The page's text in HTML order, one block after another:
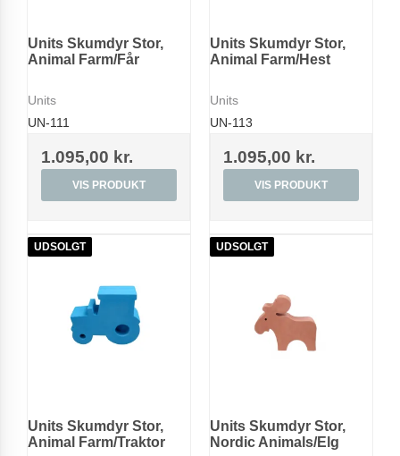
Units Skumdyr Stor,
Animal Farm/Får
Units
UN-111
1.095,00 kr.
VIS PRODUKT
Units Skumdyr Stor,
Animal Farm/Hest
Units
UN-113
1.095,00 kr.
VIS PRODUKT
UDSOLGT
Units Skumdyr Stor,
Animal Farm/Traktor
UDSOLGT
Units Skumdyr Stor,
Nordic Animals/Elg